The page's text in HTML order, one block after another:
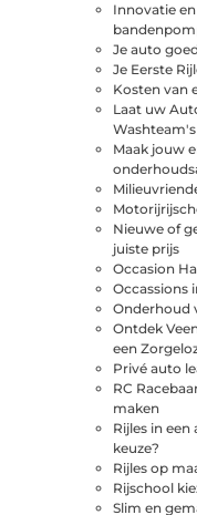
Innovatie
Je auto
Je Eerste
Kosten van
Laat uw
Maak jouw
Nieuwe of
juiste prijs
Occasion
Occassions
Onderhoud
Ontdek
een
Privé auto
RC
maken
Rijles in
keuze?
Rijles op
Rijschool
Slim en